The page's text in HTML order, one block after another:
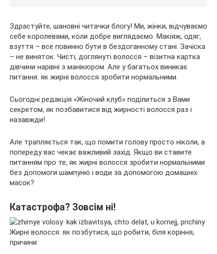
Здрастуйте, шановні читачки блогу! Ми, жінки, відчуваємо
себе королевами, коли добре виглядаємо. Макіяж, одяг,
взуття – все повинно бути в бездоганному стані. Зачіска
– не виняток. Чисті, доглянуті волосся – візитна картка
дівчини нарівні з манікюром. Але у багатьох виникає
питання: як жирні волосся зробити нормальними.
Сьогодні редакція «Жіночий клуб» поділиться з Вами
секретом, як позбавитися від жирності волосся раз і
назавжди!
Але трапляється так, що помити голову просто ніколи, а
попереду вас чекає важливий захід. Якщо ви ставите
питанням про те, як жирні волосся зробити нормальними
без допомоги шампуню і води за допомогою домашніх
масок?
Катастрофа? Зовсім ні!